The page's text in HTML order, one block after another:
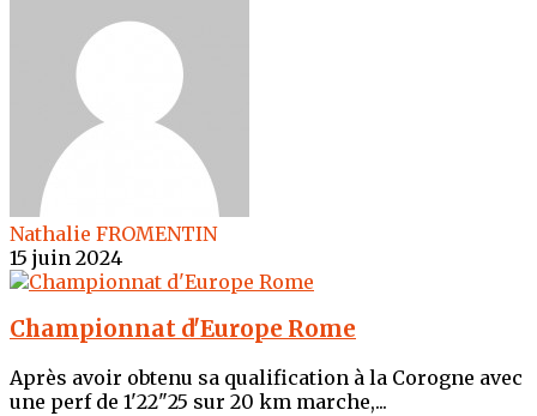
Nathalie FROMENTIN
15 juin 2024
Championnat d'Europe Rome
Après avoir obtenu sa qualification à la Corogne avec
une perf de 1'22"25 sur 20 km marche,...